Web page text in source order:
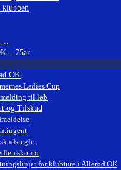
– 75år
OK
Ladies Cup
til løb
og Tilskud
for klubture i Allerød OK